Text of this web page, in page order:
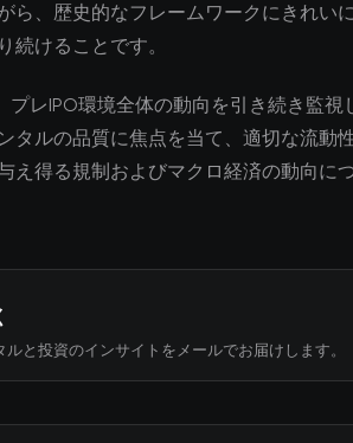
ら、歴史的なフレームワークにきれい
続けることです。
プレIPO環境全体の動向を引き続き監視
タルの品質に焦点を当て、適切な流動
え得る規制およびマクロ経済の動向に
と投資のインサイトをメールでお届けします。